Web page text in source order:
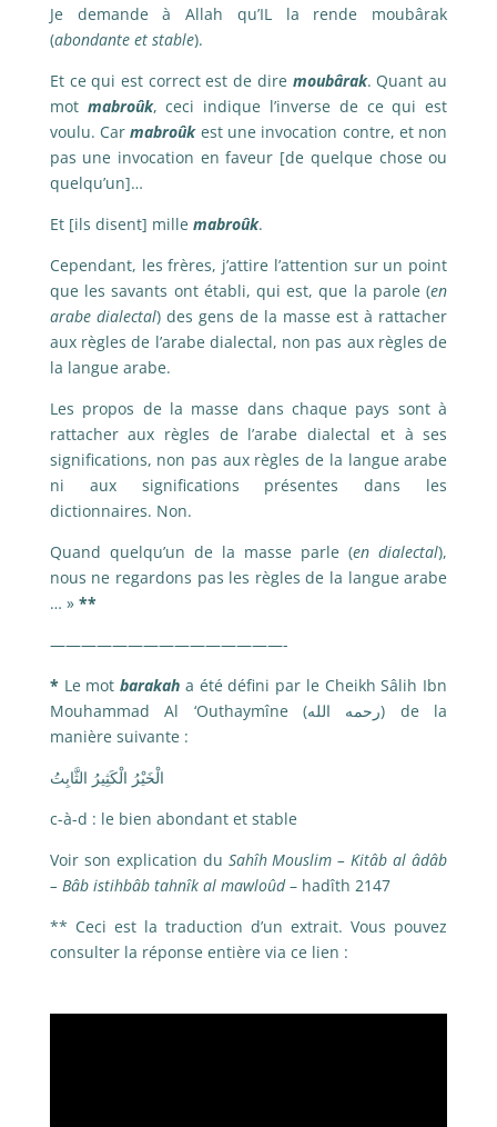
Je demande à Allah qu’IL la rende moubârak
(abondante et stable).
Et ce qui est correct est de dire moubârak. Quant au
mot mabroûk, ceci indique l’inverse de ce qui est
voulu. Carmabroûk est une invocation contre, et non
pas une invocation en faveur [de quelque chose ou
quelqu’un]…
Et [ils disent] mille mabroûk.
Cependant, les frères, j’attire l’attention sur un point
que les savants ont établi, qui est, que la parole (en
arabe dialectal) des gens de la masse est à rattacher
aux règles de l’arabe dialectal, non pas aux règles de
la langue arabe.
Les propos de la masse dans chaque pays sont à
rattacher aux règles de l’arabe dialectal et à ses
significations, non pas aux règles de la langue arabe
ni aux significations présentes dans les
dictionnaires. Non.
Quand quelqu’un de la masse parle (en dialectal),
nous ne regardons pas les règles de la langue arabe
… » **
———————————————-
*Le motbarakah a été défini par le Cheikh Sâlih Ibn
Mouhammad Al ‘Outhaymîne (رحمه الله) de la
manière suivante :
الْخَيْرُ الْكَثِيرُ الثَّابِتُ
c-à-d : le bien abondant et stable
Voir son explication du Sahîh Mouslim – Kitâb al âdâb
– Bâb istihbâb tahnîk al mawloûd– hadîth 2147
** Ceci est la traduction d’un extrait. Vous pouvez
consulter la réponse entière via ce lien :